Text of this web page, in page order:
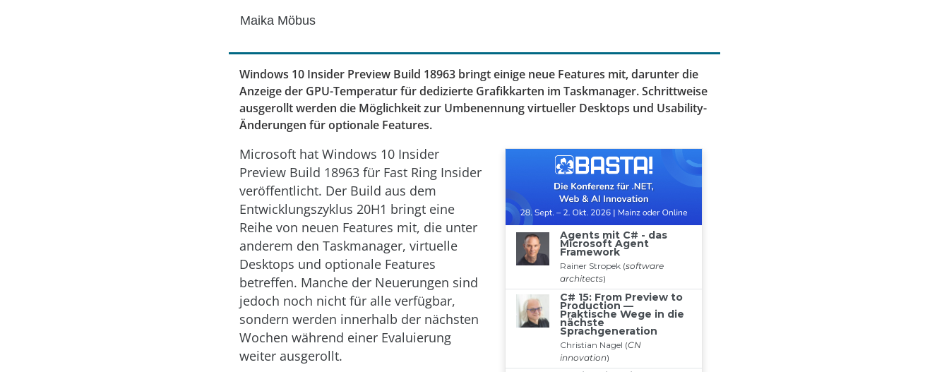
Maika Möbus
Windows 10 Insider Preview Build 18963 bringt einige neue Features mit, darunter die
Anzeige der GPU-Temperatur für dedizierte Grafikkarten im Taskmanager. Schrittweise
ausgerollt werden die Möglichkeit zur Umbenennung virtueller Desktops und Usability-
Änderungen für optionale Features.
Microsoft hat Windows 10 Insider
Preview Build 18963 für Fast Ring Insider
veröffentlicht. Der Build aus dem
Entwicklungszyklus 20H1 bringt eine
Reihe von neuen Features mit, die unter
anderem den Taskmanager, virtuelle
Desktops und optionale Features
betreffen. Manche der Neuerungen sind
jedoch noch nicht für alle verfügbar,
sondern werden innerhalb der nächsten
Wochen während einer Evaluierung
weiter ausgerollt.